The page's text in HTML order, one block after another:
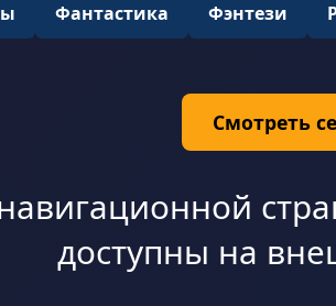
Фантастика Фэнтези
Смотреть
доступны на